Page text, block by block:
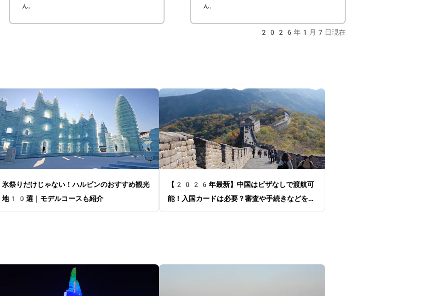
ん。
ん。
2026年1月7日現在
氷祭りだけじゃない！ハルビンのおすすめ観光
地10選｜モデルコースも紹介
【2026年最新】中国はビザなしで渡航可
能！入国カードは必要？審査や手続きなどを解
説